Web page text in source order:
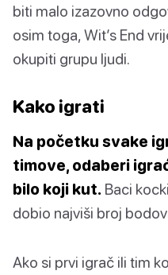
biti malo izazovno
osim toga, Wit’s End
okupiti grupu ljudi.
Kako igrati
Na početku svake
timove, odaberi
bilo koji kut. Baci
dobio najviši broj
Ako si prvi igrač ili tim